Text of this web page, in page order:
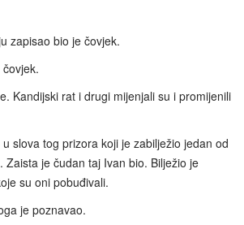
zapisao bio je čovjek.
Kandijski rat i drugi mijenjali su i promijenili
slova tog prizora koji je zabilježio jedan od
Zaista je čudan taj Ivan bio. Bilježio je
su oni pobuđivali.
je poznavao.